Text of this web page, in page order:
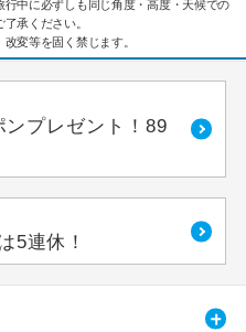
中に必ずしも同じ角度・高度・天候での
承ください。
変等を固く禁じます。
プレゼント！89
5連休！